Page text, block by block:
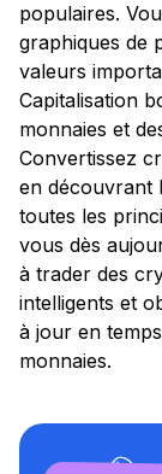
populaires.
graphiques de
valeurs
Capitalisation
monnaies et
Convertissez
en découvrant
toutes les
vous dès
à trader des
intelligents et
à jour en
monnaies.